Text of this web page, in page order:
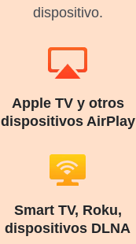
dispositivo.
Apple TV y otros
dispositivos AirPlay
Smart TV, Roku,
dispositivos DLNA